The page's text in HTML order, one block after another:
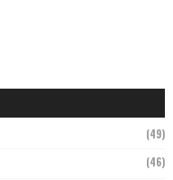
(49)
(46)